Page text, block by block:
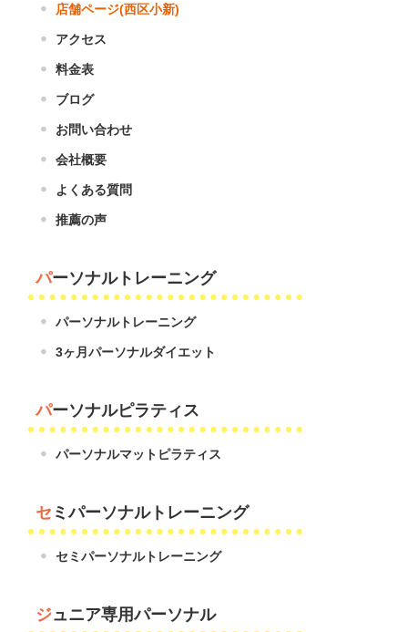
店舗ページ(西区小新)
アクセス
料金表
ブログ
お問い合わせ
会社概要
よくある質問
推薦の声
パーソナルトレーニング
パーソナルトレーニング
3ヶ月パーソナルダイエット
パーソナルピラティス
パーソナルマットピラティス
セミパーソナルトレーニング
セミパーソナルトレーニング
ジュニア専用パーソナル